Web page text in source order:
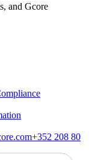
and Gcore
+352 208 80